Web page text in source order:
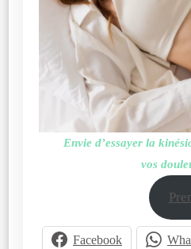
Envie d’essayer la
vos
Facebook